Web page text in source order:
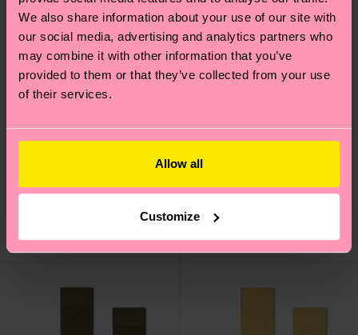
We also share information about your use of our site with
our social media, advertising and analytics partners who
may combine it with other information that you’ve
provided to them or that they’ve collected from your use
of their services.
Allow all
Customize
BIOBAUMWOLLE
BIOBAUMWOLLE